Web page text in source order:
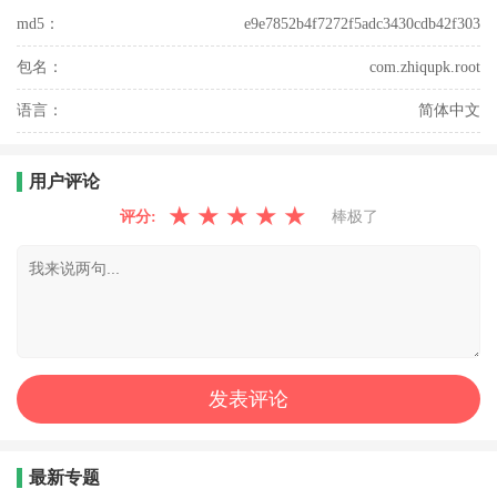
md5： e9e7852b4f7272f5adc3430cdb42f303
包名： com.zhiqupk.root
语言： 简体中文
用户评论
评分: ★ ★ ★ ★ ★ 棒极了
最新专题